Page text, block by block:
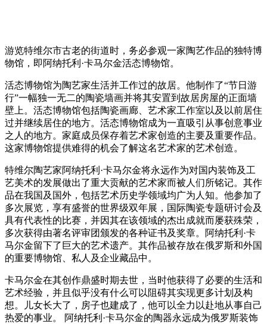
游览特维尔市古老的街道时，务必参观一家陶艺作品的独特博
物馆，即阿纳托利·卡马尔金活态博物馆。
活态博物馆为陶艺家生活并工作过的故居。他制作了“节日游
行”一幅独一无二的陶瓷墙画并将其安置到故居房屋的正面墙
壁上。活态博物馆包括陶瓷画廊、艺术家工作室以及以前居住
过并继续居住的地方。活态博物馆成为一直吸引从事创意事业
之人的地方。家庭成员保存着艺术家创造的主要及重要作品。
这家博物馆提供难得的机会了解这名艺术家的艺术创造。
特维尔陶艺家阿纳托利·卡马尔金将永远作为对国内装饰及工
艺美术的发展做出了重大贡献的艺术家而被人们所铭记。其作
品在我国及国外，包括艺术历史学领域均广为人知。他参加了
多次展览，享有盛誉的世界级双年展，国际陶瓷专题研讨会及
具有代表性的比赛，并因其在该领域的杰出成就而屡获殊荣，
多次获得由著名评审团颁发的各种证书及奖章。阿纳托利·卡
马尔金留下了巨大的艺术遗产。其作品被存放在俄罗斯和外国
的重要博物馆、私人及企业藏品中。
卡马尔金在其创作鼎盛时期去世，当时他获得了必要的生活和
艺术经验，并且似乎没有什么可以阻碍其实现更多计划及构
想。儿女长大了，房子也建成了，他可以全力以赴地从事自己
热爱的事业。 阿纳托利·卡马尔金的陶器永远成为俄罗斯装饰